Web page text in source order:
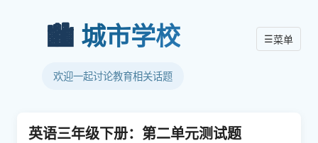
🏙️ 城市学校
欢迎一起讨论教育相关话题
☰菜单
英语三年级下册：第二单元测试题